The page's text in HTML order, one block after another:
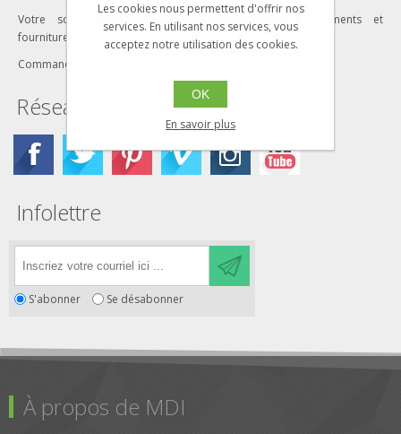
Votre solution clé en main pour tous vos équipements et
fournitures industriels
Commandez en ligne dès aujourd'hui!
Réseaux Sociaux
Infolettre
S'abonner Se désabonner
À propos de MDI
Les cookies nous permettent d'offrir nos
services. En utilisant nos services, vous
acceptez notre utilisation des cookies.
OK
En savoir plus